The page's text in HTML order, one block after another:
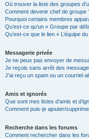
Où trouver la liste des groupes
Comment devenir chef de groupe
Pourquoi certains membres
Qu’est-ce qu’un « Groupe par
Qu’est-ce que le lien « L’équipe
Messagerie privée
Je ne peux pas envoyer de
Je reçois sans arrêt des
J’ai reçu un spam ou un courriel
Amis et ignorés
Que sont mes listes d’amis et
Comment puis-je ajouter/
Recherche dans les forums
Comment rechercher dans les